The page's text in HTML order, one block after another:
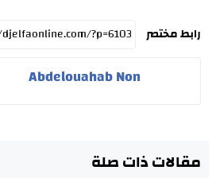
رابط مختصر
Abdelouahab Non
مقالات ذات صلة